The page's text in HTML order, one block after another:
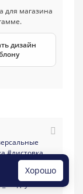
дизайн
#листовка
Хорошо